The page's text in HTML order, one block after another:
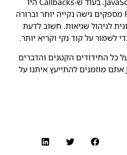
בשימוש קודם, Promises מספקים גישה נקייה יותר וברורה
לניהול שגיאות. חשוב לדעת
לשמור על קוד נקי וקריא יותר.
כל החידודים הקטנים והדברים